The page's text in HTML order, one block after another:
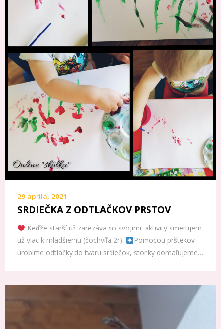
29 apríla, 2021
SRDIEČKA Z ODTLAČKOV PRSTOV
Keďže starší už zarezáva so svojimi, aktivity smerujem
už viac k mladšiemu (čochvíľa 2r).
Pomocou prštekov
urobíme odtlačky do tvaru srdiečok, stonky domaľujeme…